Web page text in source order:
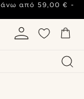
από 59,00 € -